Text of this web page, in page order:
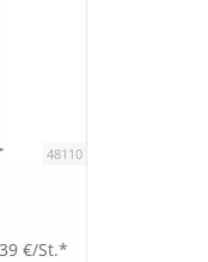
48110
€/St.*